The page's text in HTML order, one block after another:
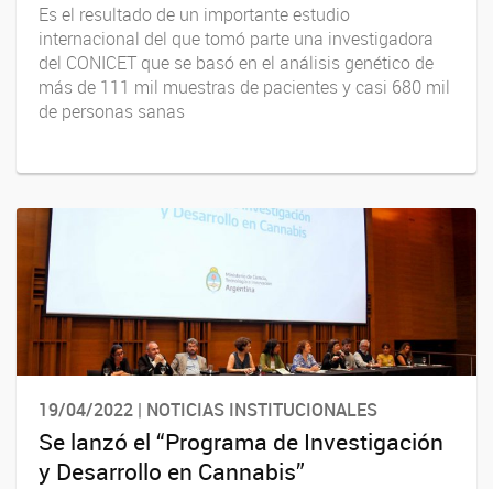
Es el resultado de un importante estudio
internacional del que tomó parte una investigadora
del CONICET que se basó en el análisis genético de
más de 111 mil muestras de pacientes y casi 680 mil
de personas sanas
19/04/2022 | NOTICIAS INSTITUCIONALES
Se lanzó el “Programa de Investigación
y Desarrollo en Cannabis”